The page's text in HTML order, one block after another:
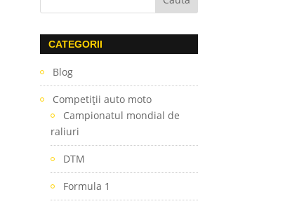
CATEGORII
Blog
Competiţii auto moto
Campionatul mondial de
raliuri
DTM
Formula 1